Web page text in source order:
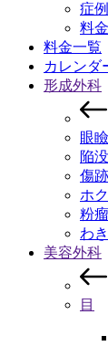
症例
料
料金一覧
カレンダ
形成外科
眼
陥
傷
ホ
粉瘤
わ
美容外科
目